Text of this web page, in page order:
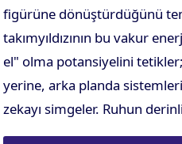
figürüne dönüştürdüğünü
takımyıldızının bu vakur
el" olma potansiyelini
yerine, arka planda
zekayı simgeler. Ruhun